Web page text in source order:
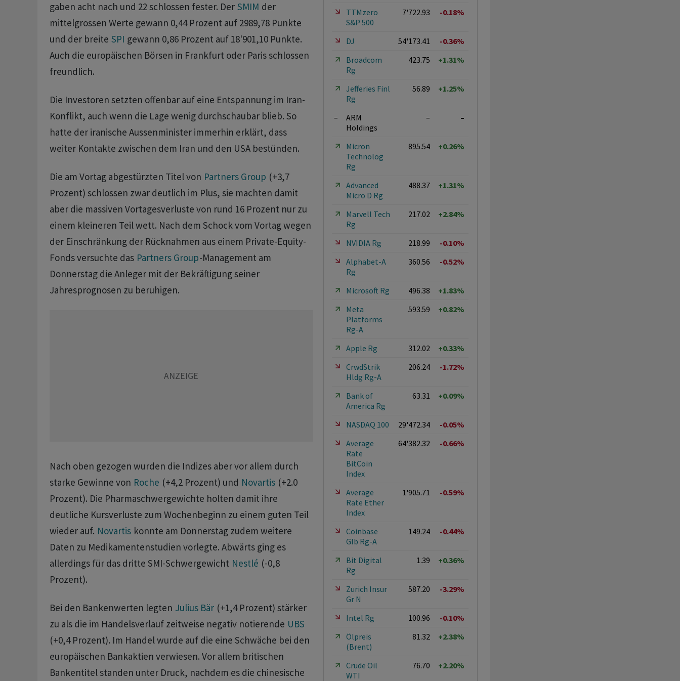
gaben acht nach und 22 schlossen fester. Der SMIM der
mittelgrossen Werte gewann 0,44 Prozent auf 2989,78 Punkte
und der breite SPI gewann 0,86 Prozent auf 18'901,10 Punkte.
Auch die europäischen Börsen in Frankfurt oder Paris schlossen
freundlich.
Die Investoren setzten offenbar auf eine Entspannung im Iran-
Konflikt, auch wenn die Lage wenig durchschaubar blieb. So
hatte der iranische Aussenminister immerhin erklärt, dass
weiter Kontakte zwischen dem Iran und den USA bestünden.
Die am Vortag abgestürzten Titel von Partners Group (+3,7
Prozent) schlossen zwar deutlich im Plus, sie machten damit
aber die massiven Vortagesverluste von rund 16 Prozent nur zu
einem kleineren Teil wett. Nach dem Schock vom Vortag wegen
der Einschränkung der Rücknahmen aus einem Private-Equity-
Fonds versuchte das Partners Group-Management am
Donnerstag die Anleger mit der Bekräftigung seiner
Jahresprognosen zu beruhigen.
Nach oben gezogen wurden die Indizes aber vor allem durch
starke Gewinne von Roche (+4,2 Prozent) und Novartis (+2.0
Prozent). Die Pharmaschwergewichte holten damit ihre
deutliche Kursverluste zum Wochenbeginn zu einem guten Teil
wieder auf. Novartis konnte am Donnerstag zudem weitere
Daten zu Medikamentenstudien vorlegte. Abwärts ging es
allerdings für das dritte SMI-Schwergewicht Nestlé (-0,8
Prozent).
Bei den Bankenwerten legten Julius Bär (+1,4 Prozent) stärker
zu als die im Handelsverlauf zeitweise negativ notierende UBS
(+0,4 Prozent). Im Handel wurde auf die eine Schwäche bei den
europäischen Bankaktien verwiesen. Vor allem britischen
Bankentitel standen unter Druck, nachdem es die chinesische
TTMzero
S&P 500
7'722.93 -0.18%
DJ 54'173.41
-0.36%
Broadcom
Rg
423.75 +1.31%
Jefferies Finl
Rg
56.89 +1.25%
–
ARM
Holdings
– –
Micron
Technolog
Rg
895.54 +0.26%
Advanced
Micro D Rg
488.37 +1.31%
Marvell Tech
Rg
217.02 +2.84%
NVIDIA Rg 218.99
-0.10%
Alphabet-A
Rg
360.56 -0.52%
Microsoft Rg 496.38
+1.83%
Meta
Platforms
Rg-A
593.59 +0.82%
Apple Rg 312.02
+0.33%
CrwdStrik
Hldg Rg-A
206.24 -1.72%
Bank of
America Rg
63.31 +0.09%
NASDAQ 100 29'472.34
-0.05%
Average
Rate
BitCoin
Index
64'382.32 -0.66%
Average
Rate Ether
Index
1'905.71 -0.59%
Coinbase
Glb Rg-A
149.24 -0.44%
Bit Digital
Rg
1.39 +0.36%
Zurich Insur
Gr N
587.20 -3.29%
Intel Rg 100.96
-0.10%
Ölpreis
(Brent)
81.32 +2.38%
Crude Oil
WTI
76.70 +2.20%